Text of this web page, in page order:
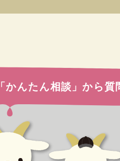
「かんたん相談」から質